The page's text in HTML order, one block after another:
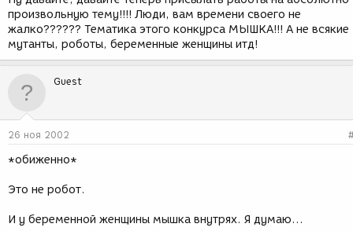
и
я
произвольную тему!!!! Люди, вам времени своего не
жалко?????? Тематика этого конкурса МЫШКА!!! А не всякие
мутанты, роботы, беременные женщины итд!
Guest
26 ноя 2002
*обиженно*
Это не робот.
И у беременной женщины мышка внутрях. Я думаю...